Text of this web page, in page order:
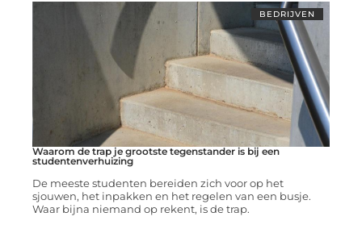
BEDRIJVEN
Waarom de trap je grootste tegenstander is bij een
studentenverhuizing
De meeste studenten bereiden zich voor op het
sjouwen, het inpakken en het regelen van een busje.
Waar bijna niemand op rekent, is de trap.